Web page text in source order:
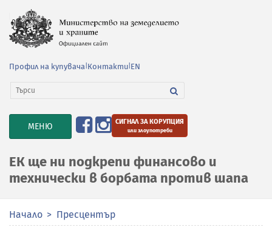
Профил на купувача Контакти EN
TOGGLE
NAVIGATION
МЕНЮ СИГНАЛ ЗА КОРУПЦИЯ
или злоупотреби
ЕК ще ни подкрепи финансово и
технически в борбата против шапа
Начало Пресцентър